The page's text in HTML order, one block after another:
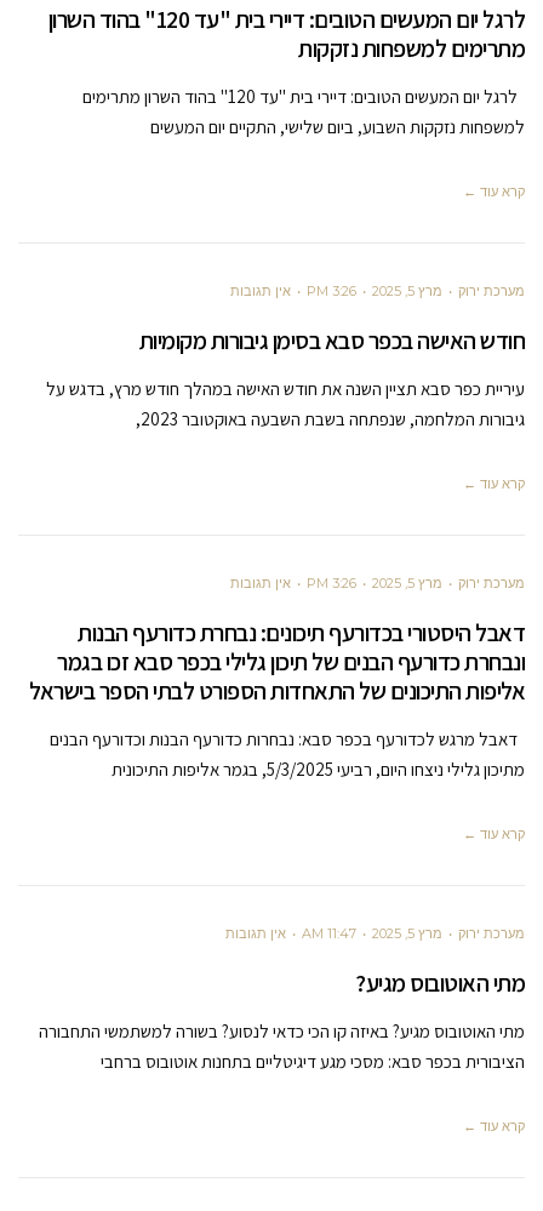
לרגל יום המעשים הטובים: דיירי בית "עד 120" בהוד השרון
מתרימים למשפחות נזקקות
לרגל יום המעשים הטובים: דיירי בית "עד 120" בהוד השרון מתרימים
למשפחות נזקקות השבוע, ביום שלישי, התקיים יום המעשים
קרא עוד ←
מערכת ירוק מרץ 5, 2025 3:26 PM אין תגובות
חודש האישה בכפר סבא בסימן גיבורות מקומיות
עיריית כפר סבא תציין השנה את חודש האישה במהלך חודש מרץ, בדגש על
גיבורות המלחמה, שנפתחה בשבת השבעה באוקטובר 2023,
קרא עוד ←
מערכת ירוק מרץ 5, 2025 3:26 PM אין תגובות
דאבל היסטורי בכדורעף תיכונים: נבחרת כדורעף הבנות
ונבחרת כדורעף הבנים של תיכון גלילי בכפר סבא זכו בגמר
אליפות התיכונים של התאחדות הספורט לבתי הספר בישראל
דאבל מרגש לכדורעף בכפר סבא: נבחרות כדורעף הבנות וכדורעף הבנים
מתיכון גלילי ניצחו היום, רביעי 5/3/2025, בגמר אליפות התיכונית
קרא עוד ←
מערכת ירוק מרץ 5, 2025 11:47 AM אין תגובות
מתי האוטובוס מגיע?
מתי האוטובוס מגיע? באיזה קו הכי כדאי לנסוע? בשורה למשתמשי התחבורה
הציבורית בכפר סבא: מסכי מגע דיגיטליים בתחנות אוטובוס ברחבי
קרא עוד ←